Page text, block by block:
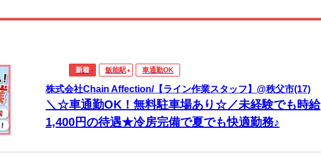
新着 飯能駅 車通勤OK
株式会社Chain Affection/【ライン作業スタッフ】@秩父市(17)
＼☆車通勤OK！無料駐車場あり☆／未経験でも時給
1,400円の待遇★冷房完備で夏でも快適勤務♪